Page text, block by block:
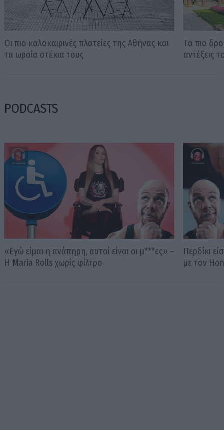
Οι πιο καλοκαιρινές πλατείες της Αθήνας και
τα ωραία στέκια τους
Tα πιο
αντέξεις
PODCASTS
«Εγώ είμαι η ανάπηρη, αυτοί είναι οι μ***ες» –
Η Maria Rolls χωρίς φίλτρο
Περδίκι
με τον